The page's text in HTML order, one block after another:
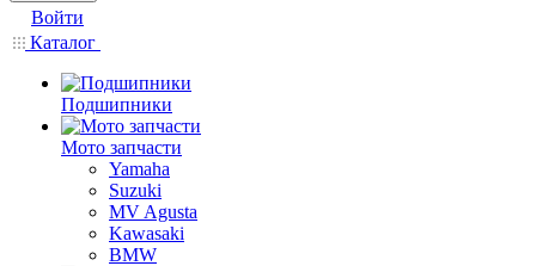
Войти
Каталог
Подшипники
Мото запчасти
Yamaha
Suzuki
MV Agusta
Kawasaki
BMW